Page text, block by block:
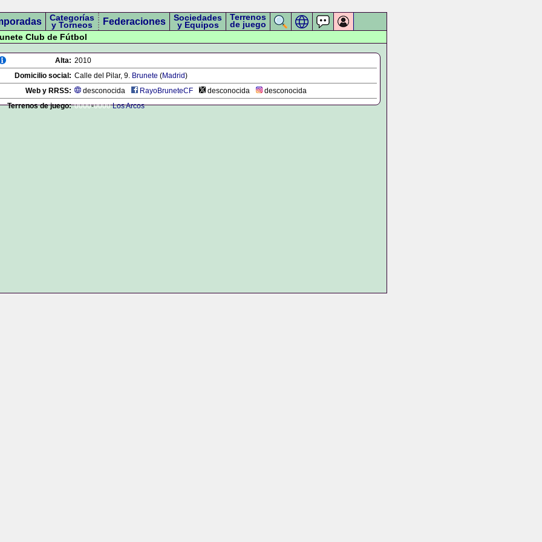
Categorías
y Torneos Federaciones Sociedades
y Equipos
Terrenos
de juego
Club de Fútbol
Alta: 2010
Domicilio social: Calle del Pilar, 9. Brunete (Madrid)
Web y RRSS:
desconocida RayoBruneteCF desconocida
desconocida
Terrenos de juego: 0000-0000 Los Arcos